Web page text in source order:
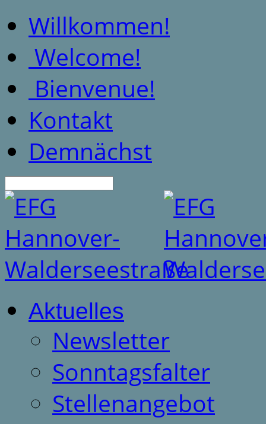
Willkommen!
Welcome!
Bienvenue!
Kontakt
Demnächst
Aktuelles
Newsletter
Sonntagsfalter
Stellenangebot